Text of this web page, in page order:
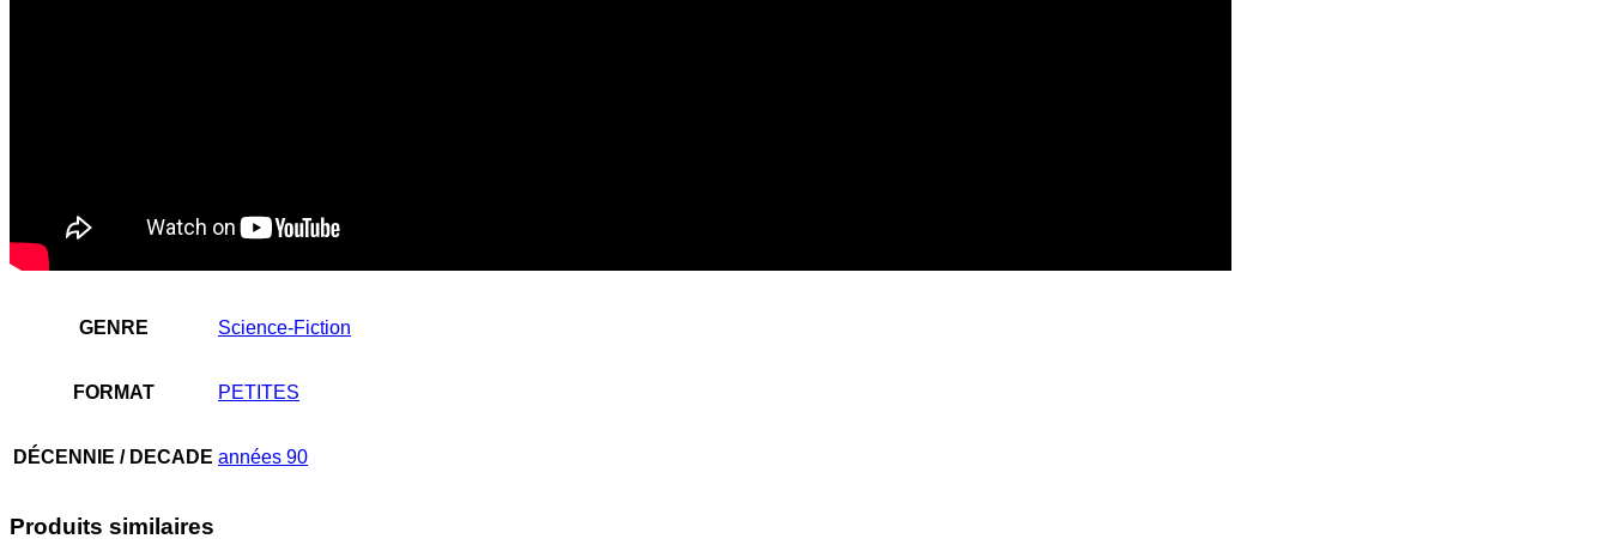
GENRE Science-Fiction
FORMAT PETITES
DÉCENNIE / DECADE années 90
Produits similaires